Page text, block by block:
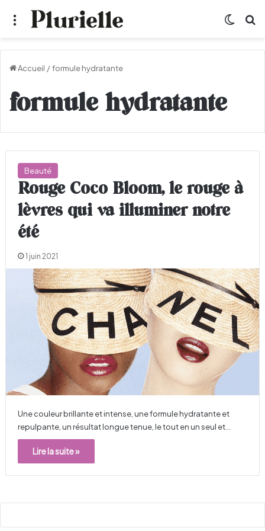
Menu
Accueil /formule hydratante
formule hydratante
Beauté
Rouge Coco Bloom, le rouge à
lèvres qui va illuminer notre
été
1 juin 2021
Une couleur brillante et intense, une formule hydratante et
repulpante, un résultat longue tenue, le tout en un seul et…
Lire la suite »